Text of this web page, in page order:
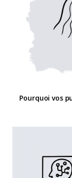
Pourquoi vos